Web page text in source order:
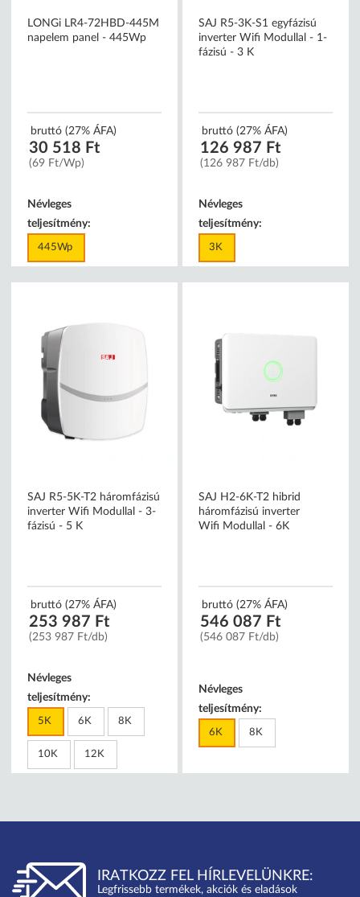
LONGi LR4-72HBD-445M
napelem panel - 445Wp
bruttó (27% ÁFA)
30 518 Ft
(69 Ft/Wp)
Névleges
teljesítmény:
445Wp
SAJ R5-3K-S1 egyfázisú
inverter Wifi Modullal - 1-
fázisú - 3 K
bruttó (27% ÁFA)
126 987 Ft
(126 987 Ft/db)
Névleges
teljesítmény:
3K
SAJ R5-5K-T2 háromfázisú
inverter Wifi Modullal - 3-
fázisú - 5 K
bruttó (27% ÁFA)
253 987 Ft
(253 987 Ft/db)
Névleges
teljesítmény:
5K 6K 8K
10K 12K
SAJ H2-6K-T2 hibrid
háromfázisú inverter
Wifi Modullal - 6K
bruttó (27% ÁFA)
546 087 Ft
(546 087 Ft/db)
Névleges
teljesítmény:
6K 8K
IRATKOZZ FEL HÍRLEVELÜNKRE:
Legfrissebb termékek, akciók és eladások